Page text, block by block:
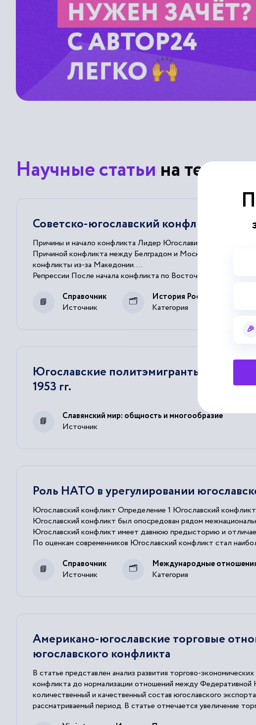
Научные статьи на тему
Советско-югославский конфликт
Причины и начало конфликта Лидер Югославии Иосип Броз
Причиной конфликта между Белградом и Москвой было
конфликты из-за Македонии....
Репрессии После начала конфликта по Восточной Европе
Источник
Справочник
Категория
История России
Югославские политэмигранты в
1953 гг.
Источник
Славянский мир: общность и многообразие
Роль НАТО в урегулировании
Югославский конфликт Определение 1 Югославский конфликт
Югославский конфликт был опосредован рядом
Югославский конфликт имеет давнюю предысторию и
По оценкам современников Югославский конфликт стал
Источник
Справочник
Категория
Международные
Американо-югославские торговые
югославского конфликта
В статье представлен анализ развития торгово-
конфликта до нормализации отношений между
количественный и качественный состав югославского
рассматриваемый период. В статье отмечается увеличение
🎉